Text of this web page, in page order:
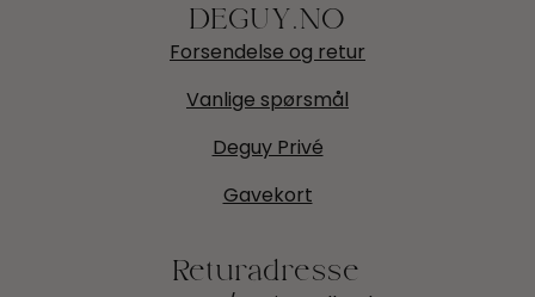
Forsendelse og retur
Vanlige spørsmål
Deguy Privé
Gavekort